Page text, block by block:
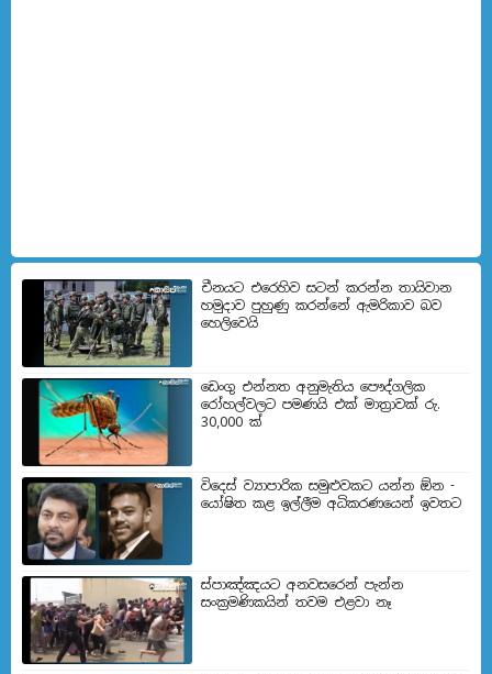
චීනයට එරෙහිව සටන් කරන්න තායිවාන
හමුදාව පුහුණු කරන්නේ ඇමරිකාව බව
හෙලිවෙයි
ඩෙංගු එන්නත අනුමැතිය පෞද්ගලික
රෝහල්වලට පමණයි එක් මාත්‍රාවක් රු.
30,000 ක්
විදෙස් ව්‍යාපාරික සමුළුවකට යන්න ඕන -
යෝෂිත කළ ඉල්ලීම අධිකරණයෙන් ඉවතට
ස්පාඤ්ඤයට අනවසරෙන් පැන්න
සංක්‍රමණිකයින් තවම එළවා නෑ